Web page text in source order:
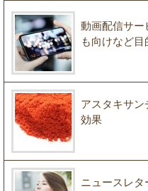
動画配信サー
も向けなど
アスタキサ
効果
ニュースレ